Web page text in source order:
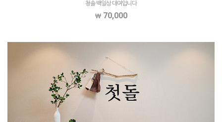
청솔 백일상 대여입니다
70,000